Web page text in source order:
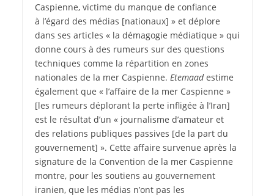
Caspienne, victime du manque de confiance
à l’égard des médias [nationaux] » et déplore
dans ses articles « la démagogie médiatique » qui
donne cours à des rumeurs sur des questions
techniques comme la répartition en zones
nationales de la mer Caspienne. Etemaadestime
également que « l’affaire de la mer Caspienne »
[les rumeurs déplorant la perte infligée à l’Iran]
est le résultat d’un « journalisme d’amateur et
des relations publiques passives [de la part du
gouvernement] ». Cette affaire survenue après la
signature de la Convention de la mer Caspienne
montre, pour les soutiens au gouvernement
iranien, que les médias n’ont pas les